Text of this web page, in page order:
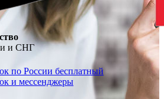
и СНГ
по России бесплатный
и мессенджеры